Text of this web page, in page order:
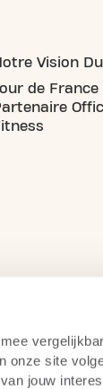
onze site
jouw
Vision
de France